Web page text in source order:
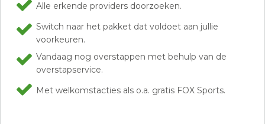
Alle erkende providers doorzoeken.
Switch naar het pakket dat voldoet aan jullie
voorkeuren.
Vandaag nog overstappen met behulp van de
overstapservice.
Met welkomstacties als o.a. gratis FOX Sports.